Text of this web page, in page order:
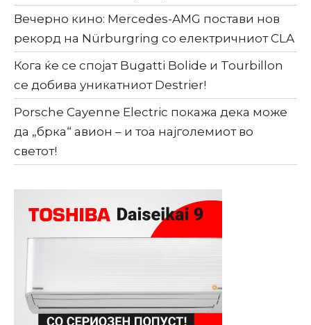
Вечерно кино: Mercedes-AMG постави нов
рекорд на Nürburgring со електричниот CLA
Кога ќе се спојат Bugatti Bolide и Tourbillon
се добива уникатниот Destrier!
Porsche Cayenne Electric покажа дека може
да „брка“ авион – и тоа најголемиот во
светот!